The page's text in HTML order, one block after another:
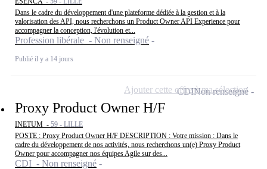
Dans le cadre du développement d'une plateforme dédiée à la gestion et à la
valorisation des API, nous recherchons un Product Owner API Experience pour
accompagner la conception, l'évolution et...
Profession libérale - Non renseigné
Publié il y a 14 jours
Proxy Product Owner H/F
INETUM - 59 - LILLE
POSTE : Proxy Product Owner H/F DESCRIPTION : Votre mission : Dans le
cadre du développement de nos activités, nous recherchons un(e) Proxy Product
Owner pour accompagner nos équipes Agile sur des...
CDI - Non renseigné
CDINon renseigné
Ajouter cette offre à ma sélection